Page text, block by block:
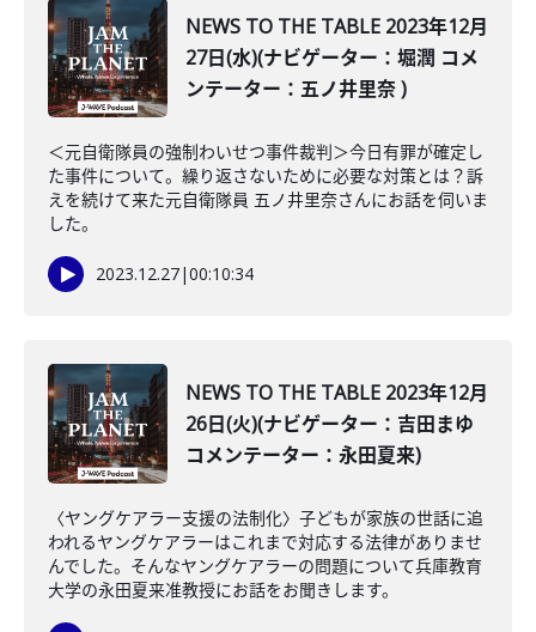
NEWS TO THE TABLE 2023年12月
27日(水)(ナビゲーター：堀潤 コメ
ンテーター：五ノ井里奈 )
＜元自衛隊員の強制わいせつ事件裁判＞今日有罪が確定し
た事件について。繰り返さないために必要な対策とは？訴
えを続けて来た元自衛隊員 五ノ井里奈さんにお話を伺いま
した。
2023.12.27|00:10:34
NEWS TO THE TABLE 2023年12月
26日(火)(ナビゲーター：吉田まゆ
コメンテーター：永田夏来)
〈ヤングケアラー支援の法制化〉子どもが家族の世話に追
われるヤングケアラーはこれまで対応する法律がありませ
んでした。そんなヤングケアラーの問題について兵庫教育
大学の永田夏来准教授にお話をお聞きします。